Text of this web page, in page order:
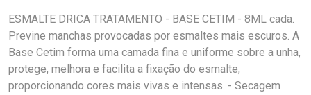
ESMALTE DRICA TRATAMENTO - BASE CETIM - 8ML cada.
Previne manchas provocadas por esmaltes mais escuros. A
Base Cetim forma uma camada fina e uniforme sobre a unha,
protege, melhora e facilita a fixação do esmalte,
proporcionando cores mais vivas e intensas. - Secagem